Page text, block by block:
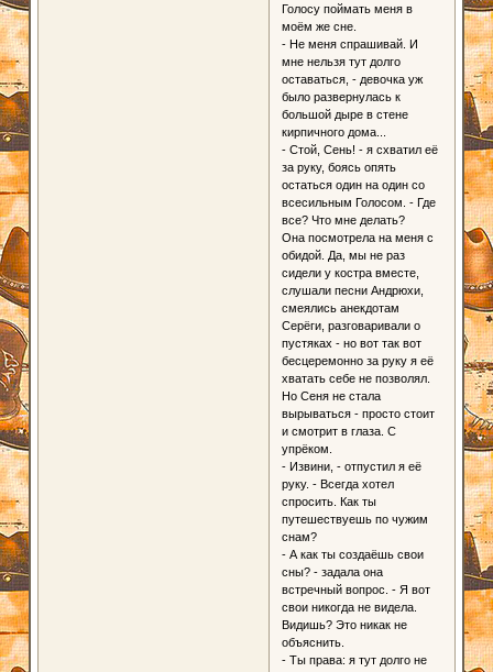
Голосу поймать меня в
моём же сне.
- Не меня спрашивай. И
мне нельзя тут долго
оставаться, - девочка уж
было развернулась к
большой дыре в стене
кирпичного дома...
- Стой, Сень! - я схватил её
за руку, боясь опять
остаться один на один со
всесильным Голосом. - Где
все? Что мне делать?
Она посмотрела на меня с
обидой. Да, мы не раз
сидели у костра вместе,
слушали песни Андрюхи,
смеялись анекдотам
Серёги, разговаривали о
пустяках - но вот так вот
бесцеремонно за руку я её
хватать себе не позволял.
Но Сеня не стала
вырываться - просто стоит
и смотрит в глаза. С
упрёком.
- Извини, - отпустил я её
руку. - Всегда хотел
спросить. Как ты
путешествуешь по чужим
снам?
- А как ты создаёшь свои
сны? - задала она
встречный вопрос. - Я вот
свои никогда не видела.
Видишь? Это никак не
объяснить.
- Ты права: я тут долго не